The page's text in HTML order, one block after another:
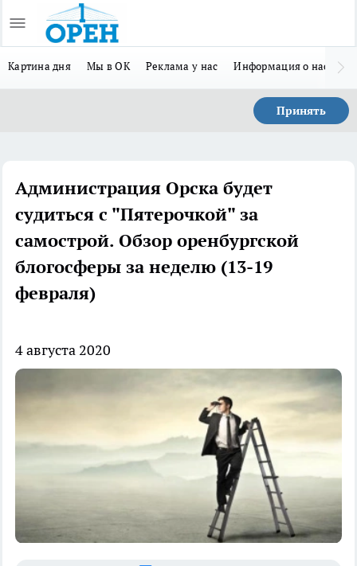
Картина дня Мы в ОК Реклама у нас Информация о нас
Принять
Администрация Орска будет
судиться с "Пятерочкой" за
самострой. Обзор оренбургской
блогосферы за неделю (13-19
февраля)
4 августа 2020